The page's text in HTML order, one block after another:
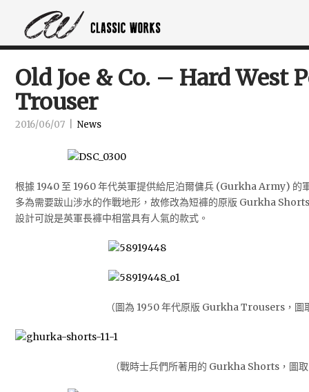
Old Joe & Co. – Hard West
Trouser
2016/06/07 News
根據 1940 至 1960 年代英軍提供給尼泊爾傭兵 (Gurkha Army) 的
多為需要跋山涉水的作戰地形，故修改為短褲的原版 Gurkha
設計可說是英軍長褲中相當具有人氣的款式。
（圖為 1950 年代原版 Gurkha Trousers，圖
（戰時士兵們所著用的 Gurkha Shorts，圖